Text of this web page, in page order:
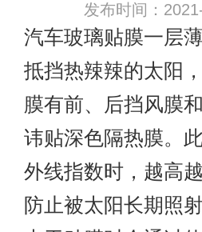
发布时间：
汽车玻璃贴膜一层
抵挡热辣辣的太阳
膜有前、后挡风膜
讳贴深色隔热膜。
外线指数时，越高
防止被太阳长期照